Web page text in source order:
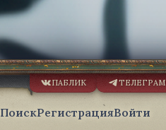
ПоискРегистрацияВойти
ПАБЛИК ТЕЛЕГРАМ